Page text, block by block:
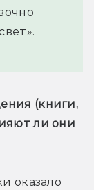
(книги,
ли они
оказало